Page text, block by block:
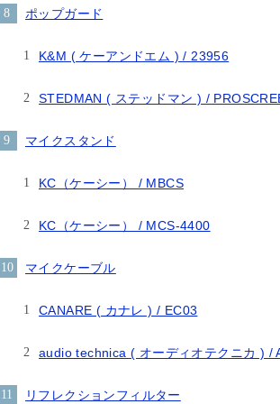
ポップガード
K&M ( ケーアンドエム ) / 23956
STEDMAN ( ステッドマン ) /
マイクスタンド
KC（ケーシー） / MBCS
KC（ケーシー） / MCS-4400
マイクケーブル
CANARE ( カナレ ) / EC03
audio technica ( オーディオテクニカ ) /
リフレクションフィルター